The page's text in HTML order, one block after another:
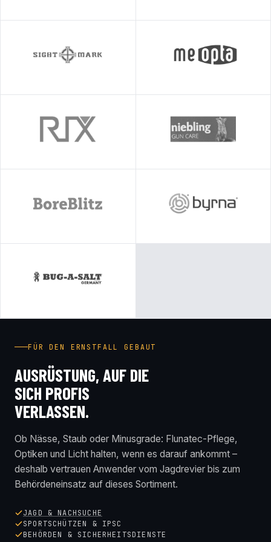
FÜR DEN ERNSTFALL GEBAUT
AUSRÜSTUNG, AUF DIE
SICH PROFIS
VERLASSEN.
Ob Nässe, Staub oder Minusgrade: Flunatec-Pflege,
Optiken und Licht halten, wenn es darauf ankommt –
deshalb vertrauen Anwender vom Jagdrevier bis zum
Behördeneinsatz auf dieses Sortiment.
JAGD & NACHSUCHE
SPORTSCHÜTZEN & IPSC
BEHÖRDEN & SICHERHEITSDIENSTE